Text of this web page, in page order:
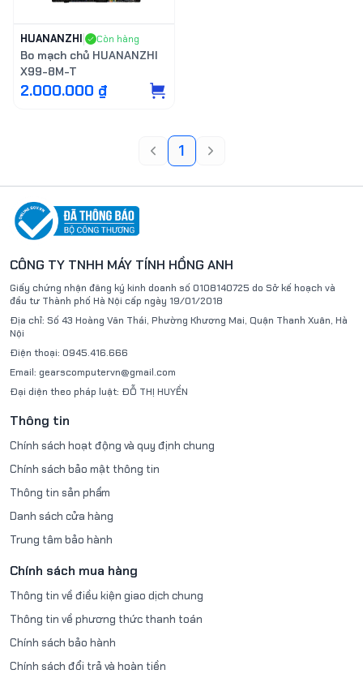
HUANANZHI Còn hàng
Bo mạch chủ HUANANZHI
X99-8M-T
2.000.000 ₫
1
CÔNG TY TNHH MÁY TÍNH HỒNG ANH
Giấy chứng nhận đăng ký kinh doanh số 0108140725 do Sở kế hoạch và
đầu tư Thành phố Hà Nội cấp ngày 19/01/2018
Địa chỉ: Số 43 Hoàng Văn Thái, Phường Khương Mai, Quận Thanh Xuân, Hà
Nội
Điện thoại: 0945.416.666
Email: gearscomputervn@gmail.com
Đại diện theo pháp luật: ĐỖ THỊ HUYỀN
Thông tin
Chính sách hoạt động và quy định chung
Chính sách bảo mật thông tin
Thông tin sản phẩm
Danh sách cửa hàng
Trung tâm bảo hành
Chính sách mua hàng
Thông tin về điều kiện giao dịch chung
Thông tin về phương thức thanh toán
Chính sách bảo hành
Chính sách đổi trả và hoàn tiền